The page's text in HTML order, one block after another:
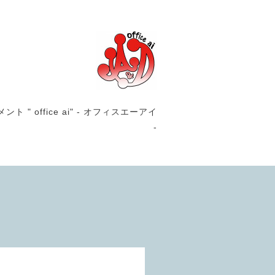
ント " office ai" - オフィスエーアイ
-